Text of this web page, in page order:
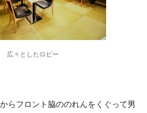
広々としたロビー
らフロント脇ののれんをくぐって男